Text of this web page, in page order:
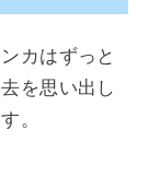
カはずっと
を思い出し
。